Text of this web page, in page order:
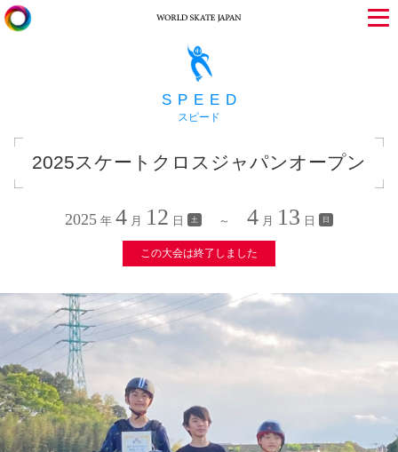
SPEED
スピード
2025スケートクロスジャパンオープン
2025 年 4 月 12 日 土 ～ 4 月 13 日 日
この大会は終了しました